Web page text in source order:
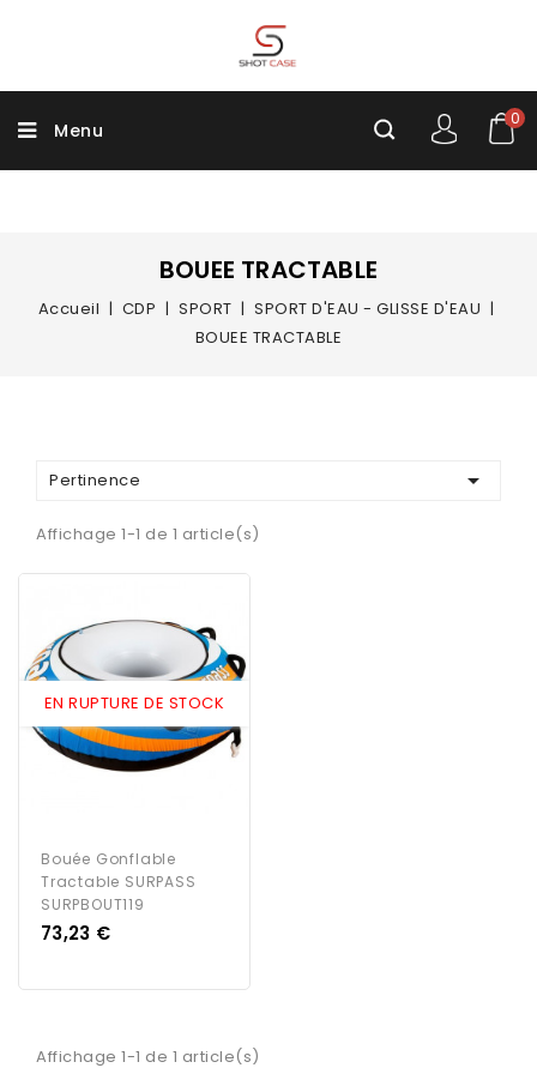
Menu
0
BOUEE TRACTABLE
Accueil CDP SPORT
SPORT D'EAU - GLISSE D'EAU
BOUEE TRACTABLE
Pertinence 
Affichage 1-1 de 1 article(s)
EN RUPTURE DE STOCK
Bouée Gonflable
Tractable SURPASS
SURPBOUT119
Prix
73,23 €
Affichage 1-1 de 1 article(s)